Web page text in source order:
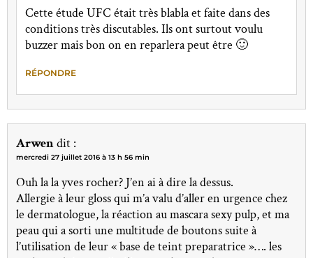
Cette étude UFC était très blabla et faite dans des
conditions très discutables. Ils ont surtout voulu
buzzer mais bon on en reparlera peut être 🙂
RÉPONDRE
Arwendit :
mercredi 27 juillet 2016 à 13 h 56 min
Ouh la la yves rocher? J’en ai à dire la dessus.
Allergie à leur gloss qui m’a valu d’aller en urgence chez
le dermatologue, la réaction au mascara sexy pulp, et ma
peau qui a sorti une multitude de boutons suite à
l’utilisation de leur « base de teint preparatrice »…. les